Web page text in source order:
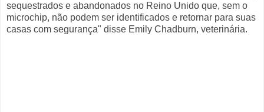
sequestrados e abandonados no Reino Unido que, sem o
microchip, não podem ser identificados e retornar para suas
casas com segurança" disse Emily Chadburn, veterinária.